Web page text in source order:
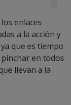
enlaces
a la acción y
que es tiempo
en todos
llevan a la